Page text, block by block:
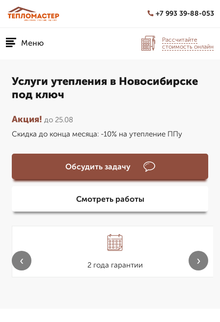
+7 993 39-88-053
Меню
Рассчитайте
стоимость онлайн
Услуги утепления в Новосибирске
под ключ
Акция! до 25.08
Скидка до конца месяца: -10% на утепление ППу
Обсудить задачу
Смотреть работы
2 года гарантии
‹ ›